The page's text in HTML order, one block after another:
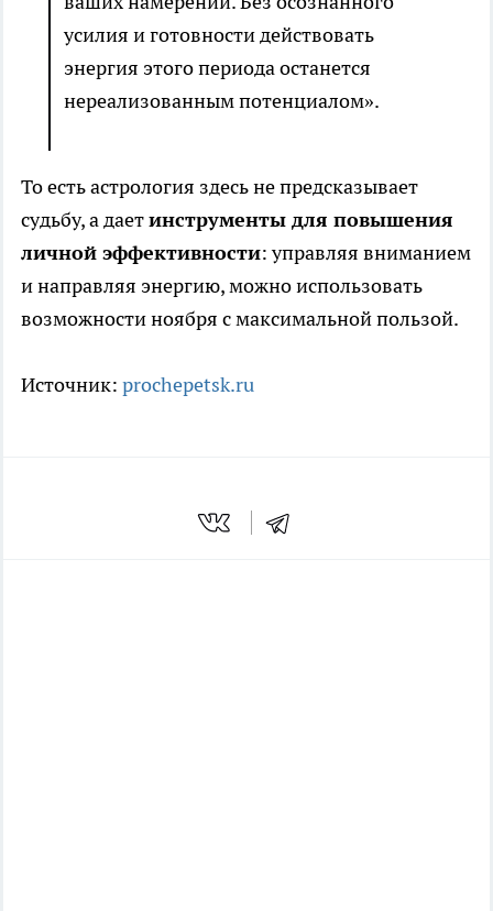
усилия и готовности действовать
энергия этого периода останется
нереализованным потенциалом».
То есть астрология здесь не предсказывает
судьбу, а даетинструменты для повышения
личной эффективности: управляя вниманием
и направляя энергию, можно использовать
возможности ноября с максимальной пользой.
Источник: prochepetsk.ru